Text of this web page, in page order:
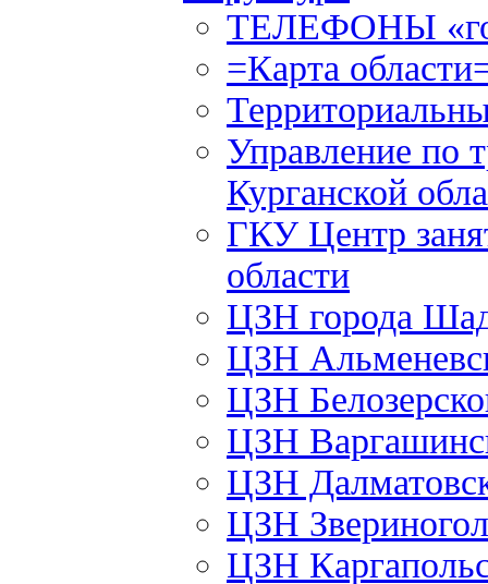
ТЕЛЕФОНЫ
=Карта
Управление по
Курганской
ГКУ Центр
области
ЦЗН города
ЦЗН
ЦЗН
ЦЗН
ЦЗН
ЦЗН
ЦЗН